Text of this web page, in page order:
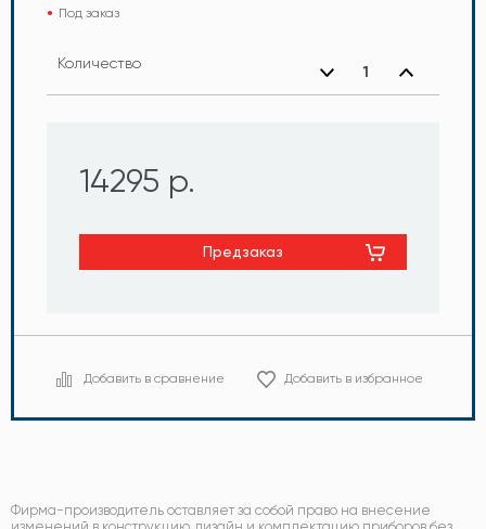
Под заказ
Количество
14295 р.
Предзаказ
Добавить в сравнение Добавить в избранное
Фирма-производитель оставляет за собой право на внесение